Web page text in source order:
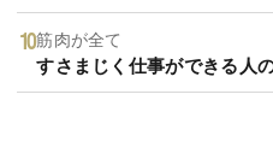
筋肉が全て
すさまじく仕事ができる人